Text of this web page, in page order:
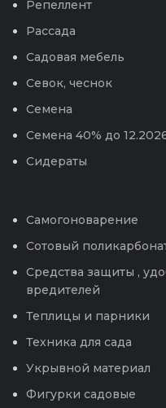
Репеллент
Рассада
Садовая мебель
Севок, чеснок
Семена
Семена 40% до
Сидераты
Самогоноварение
Сотовый
Средства защиты ,
вредителей
Теплицы и парники
Техника для сада
Укрывной материал
Фигурки садовые